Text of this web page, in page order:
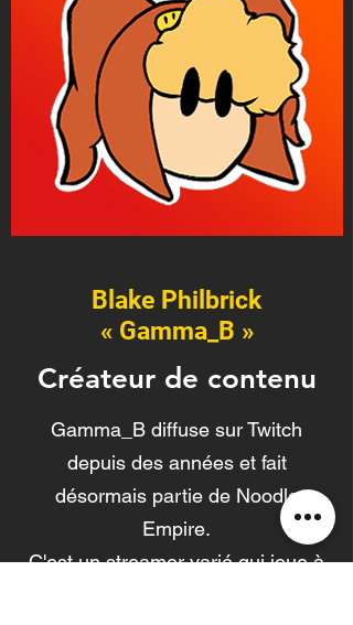
Blake Philbrick
« Gamma_B »
Créateur de contenu
Gamma_B diffuse sur Twitch
depuis des années et fait
désormais partie de Noodle
Empire.
C'est un streamer varié qui joue à